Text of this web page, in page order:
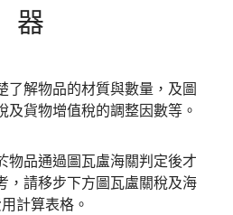
器
了解物品的材質與數量，及圖
及貨物增值稅的調整因數等。
物品通過圖瓦盧海關判定後才
，請移步下方圖瓦盧關稅及海
計算表格。